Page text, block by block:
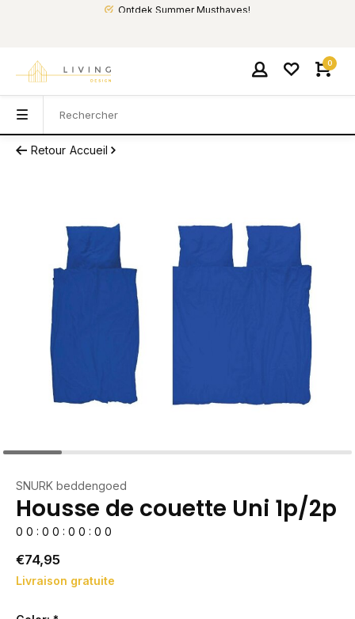
Ontdek Summer Musthaves!
0
Retour Accueil
SNURK beddengoed
Housse de couette Uni 1p/2p
0 0 : 0 0 : 0 0 : 0 0
€74,95
Livraison gratuite